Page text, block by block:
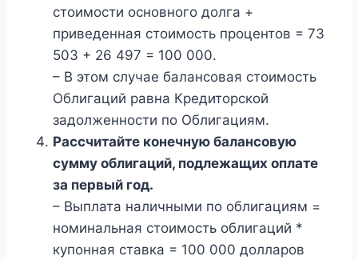
стоимости основного долга +
приведенная стоимость процентов = 73
503 + 26 497 = 100 000.
– В этом случае балансовая стоимость
Облигаций равна Кредиторской
задолженности по Облигациям.
Рассчитайте конечную балансовую
сумму облигаций, подлежащих оплате
за первый год.
– Выплата наличными по облигациям =
номинальная стоимость облигаций *
купонная ставка = 100 000 долларов